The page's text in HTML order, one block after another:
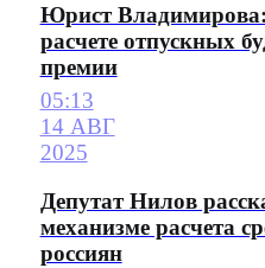
Юрист Владимирова:
расчете отпускных
премии
05:13
14 АВГ
2025
Депутат Нилов
механизме расчета
россиян